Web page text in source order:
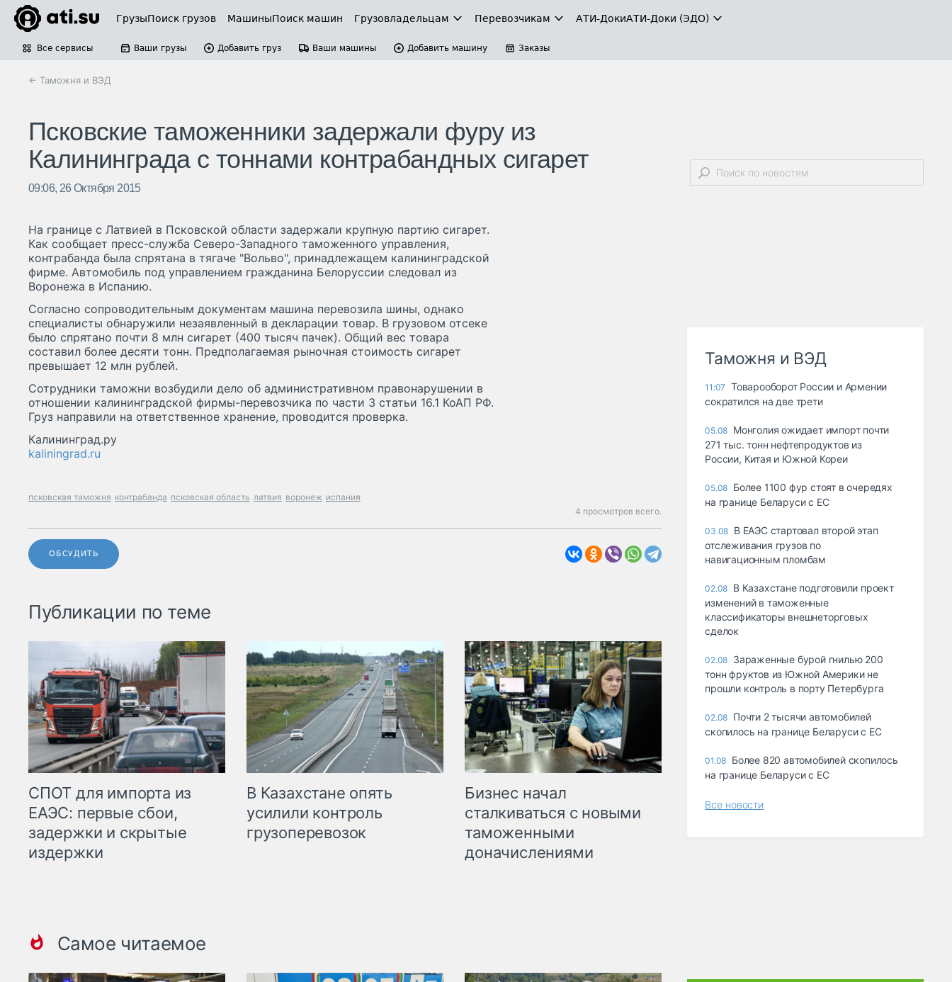
ГрузыПоиск грузов МашиныПоиск машин Грузовладельцам Перевозчикам АТИ-ДокиАТИ-Доки (ЭДО)
Все сервисы Ваши грузы Добавить груз Ваши машины Добавить машину Заказы
← Таможня и ВЭД
Псковские таможенники задержали фуру из
Калининграда с тоннами контрабандных сигарет
09:06, 26 Октября 2015
На границе с Латвией в Псковской области задержали крупную партию сигарет.
Как сообщает пресс-служба Северо-Западного таможенного управления,
контрабанда была спрятана в тягаче "Вольво", принадлежащем калининградской
фирме. Автомобиль под управлением гражданина Белоруссии следовал из
Воронежа в Испанию.
Согласно сопроводительным документам машина перевозила шины, однако
специалисты обнаружили незаявленный в декларации товар. В грузовом отсеке
было спрятано почти 8 млн сигарет (400 тысяч пачек). Общий вес товара
составил более десяти тонн. Предполагаемая рыночная стоимость сигарет
превышает 12 млн рублей.
Сотрудники таможни возбудили дело об административном правонарушении в
отношении калининградской фирмы-перевозчика по части 3 статьи 16.1 КоАП РФ.
Груз направили на ответственное хранение, проводится проверка.
Калининград.ру
kaliningrad.ru
псковская таможня контрабанда псковская область латвия воронеж испания
4 просмотров всего.
ОБСУДИТЬ
Публикации по теме
СПОТ для импорта из
ЕАЭС: первые сбои,
задержки и скрытые
издержки
В Казахстане опять
усилили контроль
грузоперевозок
Бизнес начал
сталкиваться с новыми
таможенными
доначислениями
Самое читаемое
Таможня и ВЭД
11:07
Товарооборот России и Армении
сократился на две трети
05.08 Монголия ожидает импорт почти
271 тыс. тонн нефтепродуктов из
России, Китая и Южной Кореи
05.08 Более 1100 фур стоят в очередях
на границе Беларуси с ЕС
03.08 В ЕАЭС стартовал второй этап
отслеживания грузов по
навигационным пломбам
02.08 В Казахстане подготовили проект
изменений в таможенные
классификаторы внешнеторговых
сделок
02.08 Зараженные бурой гнилью 200
тонн фруктов из Южной Америки не
прошли контроль в порту Петербурга
02.08 Почти 2 тысячи автомобилей
скопилось на границе Беларуси с ЕС
01.08 Более 820 автомобилей скопилось
на границе Беларуси с ЕС
Все новости